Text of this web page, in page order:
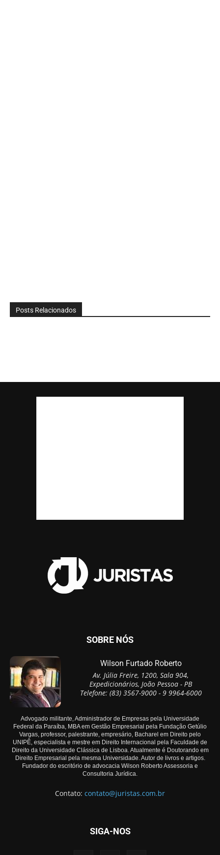
Posts Relacionados
SOBRE NÓS
Wilson Furtado Roberto
Av. Júlia Freire, 1200, Sala 904,
Expedicionários, João Pessoa - PB
Telefone: (83) 3567-9000 - 9 9964-6000
Advogado militante, Administrador de Empresas pela Universidade
Federal da Paraíba, MBA em Gestão Empresarial pela Fundação Getúlio
Vargas, professor, palestrante, empresário, Bacharel em Direito pelo
UNIPÊ, especialista e mestre em Direito Internacional pela Faculdade de
Direito da Universidade Clássica de Lisboa. Atualmente é Doutorando em
Direito Empresarial pela mesma Universidade. Autor de livros e artigos.
Fundador do escritório de advocacia Wilson Roberto Assessoria e
Consultoria Jurídica.
Contato: contato@juristas.com.br
SIGA-NOS